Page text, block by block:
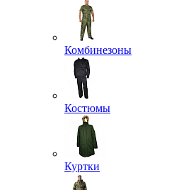
Комбинезоны
Костюмы
Куртки